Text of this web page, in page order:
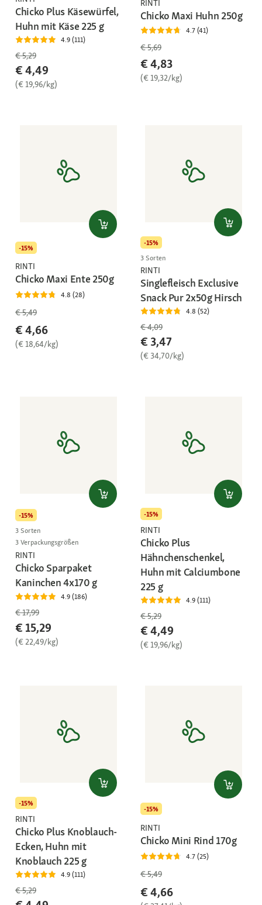
Chicko Plus Käsewürfel,
Huhn mit Käse 225 g
4.9 (111)
€ 5,29
€ 4,49
(€ 19,96/kg)
RINTI
Chicko Maxi Huhn 250g
4.7 (41)
€ 5,69
€ 4,83
(€ 19,32/kg)
-15%
RINTI
Chicko Maxi Ente 250g
4.8 (28)
€ 5,49
€ 4,66
(€ 18,64/kg)
-15%
3 Sorten
RINTI
Singlefleisch Exclusive
Snack Pur 2x50g Hirsch
4.8 (52)
€ 4,09
€ 3,47
(€ 34,70/kg)
-15%
3 Sorten
3 Verpackungsgrößen
RINTI
Chicko Sparpaket
Kaninchen 4x170 g
4.9 (186)
€ 17,99
€ 15,29
(€ 22,49/kg)
-15%
RINTI
Chicko Plus
Hähnchenschenkel,
Huhn mit Calciumbone
225 g
4.9 (111)
€ 5,29
€ 4,49
(€ 19,96/kg)
-15%
RINTI
Chicko Plus Knoblauch-
Ecken, Huhn mit
Knoblauch 225 g
4.9 (111)
€ 5,29
-15%
RINTI
Chicko Mini Rind 170g
4.7 (25)
€ 5,49
€ 4,66